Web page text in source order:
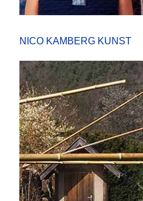
NICO KAMBERG KUNST